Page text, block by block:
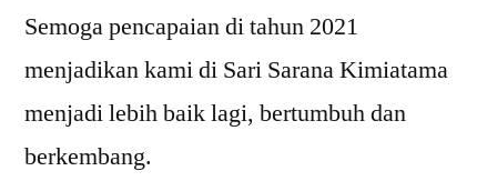
Semoga pencapaian di tahun 2021
menjadikan kami di Sari Sarana Kimiatama
menjadi lebih baik lagi, bertumbuh dan
berkembang.